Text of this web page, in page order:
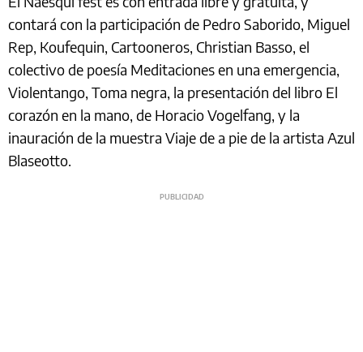
contará con la participación de Pedro Saborido, Miguel
Rep, Koufequin, Cartooneros, Christian Basso, el
colectivo de poesía Meditaciones en una emergencia,
Violentango, Toma negra, la presentación del libro El
corazón en la mano, de Horacio Vogelfang, y la
inauración de la muestra Viaje de a pie de la artista Azul
Blaseotto.